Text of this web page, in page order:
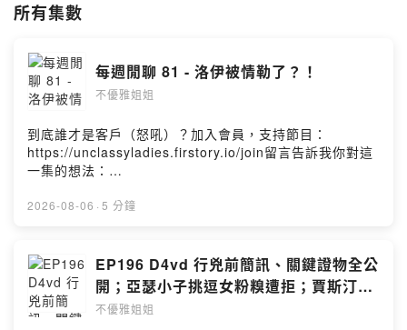
Powered by Firstory Hosting
所有集數
每週閒聊 81 - 洛伊被情勒了？！
不優雅姐姐
到底誰才是客戶（怒吼）？加入會員，支持節目：
https://unclassyladies.firstory.io/join留言告訴我你對這
一集的想法：
ieq2v/commentsPowered by Firstory Hosting
2026-08-06 · 5 分鐘
EP196 D4vd 行兇前簡訊、關鍵證物全公
開；亞瑟小子挑逗女粉糗遭拒；賈斯汀判
賠《紐約時報》IG 吐心聲
不優雅姐姐